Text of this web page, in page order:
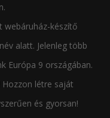
webáruház-készítő
alatt. Jelenleg több
Európa 9 országában.
Hozzon létre saját
és gyorsan!